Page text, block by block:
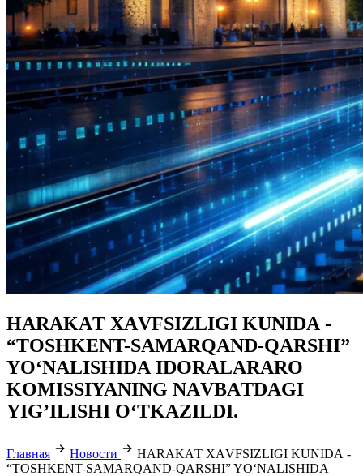
HАRАKАT XАVFSIZLIGI KUNIDА -
“TOSHKENT-SАMАRQАND-QАRSHI”
YO‘NАLISHIDА IDORАLАRАRO
KOMISSIYANING NАVBАTDАGI
YIGʼILISHI O‘TKАZILDI.
Главная Новости
HАRАKАT XАVFSIZLIGI KUNIDА -
“TOSHKENT-SАMАRQАND-QАRSHI” YO‘NАLISHIDА